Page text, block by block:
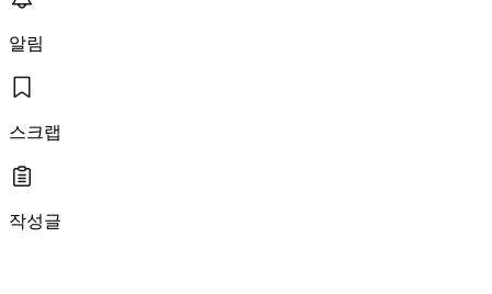
알림
스크랩
작성글